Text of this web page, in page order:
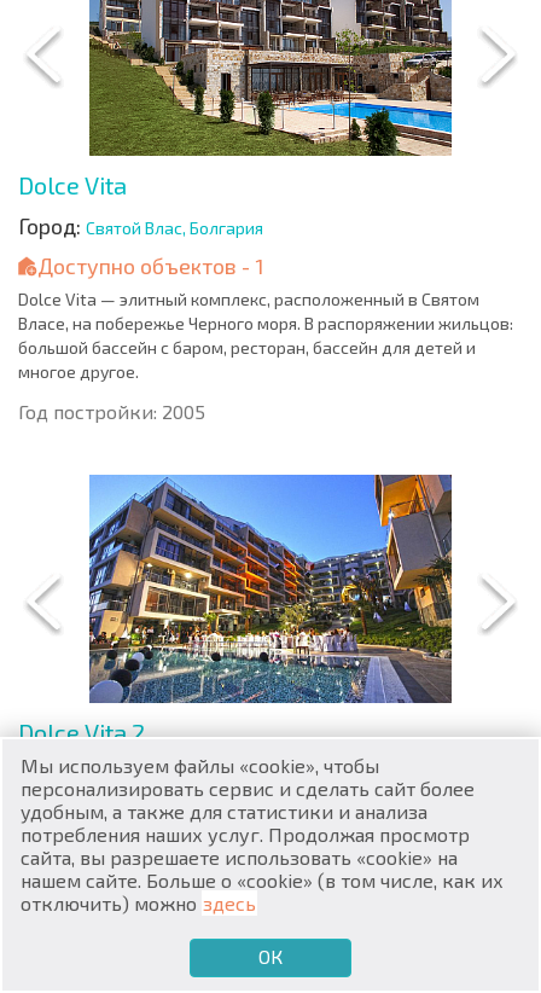
$
₽
₴
zł
RU
BG
Dolce Vita
Город: Святой Влас, Болгария
Доступно объектов - 1
Dolce Vita — элитный комплекс, расположенный в Святом
Власе, на побережье Черного моря. В распоряжении жильцов:
большой бассейн с баром, ресторан, бассейн для детей и
многое другое.
Год постройки: 2005
Dolce Vita 2
Город:Святой Влас, Болгария
Доступно объектов - 5
Dolce Vita 2 — роскошный комплекс, расположенный в Святом
Власе, в 50 метрах от моря. Зона отдыха оборудована:
большим бассейном с баром, рестораном, бассейном для
детей и многим другим.
Мы используем файлы «cookie», чтобы
персонализировать сервис и сделать сайт более
удобным, а также для статистики и анализа
потребления наших услуг. Продолжая просмотр
сайта, вы разрешаете использовать «cookie» на
нашем сайте. Больше о «cookie» (в том числе, как их
отключить) можно здесь
ОК